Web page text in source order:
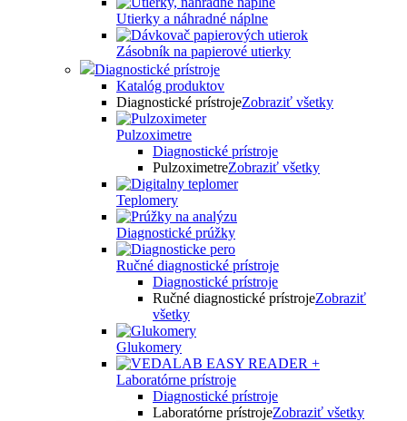
Utierky a náhradné náplne
Zásobník na papierové utierky
Diagnostické prístroje
Katalóg produktov
Diagnostické prístrojeZobraziť všetky
Pulzoximetre
Diagnostické prístroje
PulzoximetreZobraziť všetky
Teplomery
Diagnostické prúžky
Ručné diagnostické prístroje
Diagnostické prístroje
Ručné diagnostické prístrojeZobraziť
všetky
Glukomery
Laboratórne prístroje
Diagnostické prístroje
Laboratórne prístrojeZobraziť všetky